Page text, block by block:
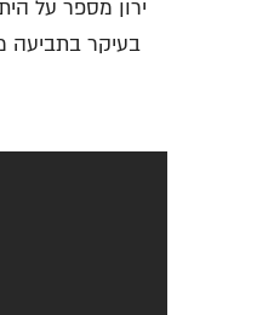
ירון מספר על
בעיקר בתביעה